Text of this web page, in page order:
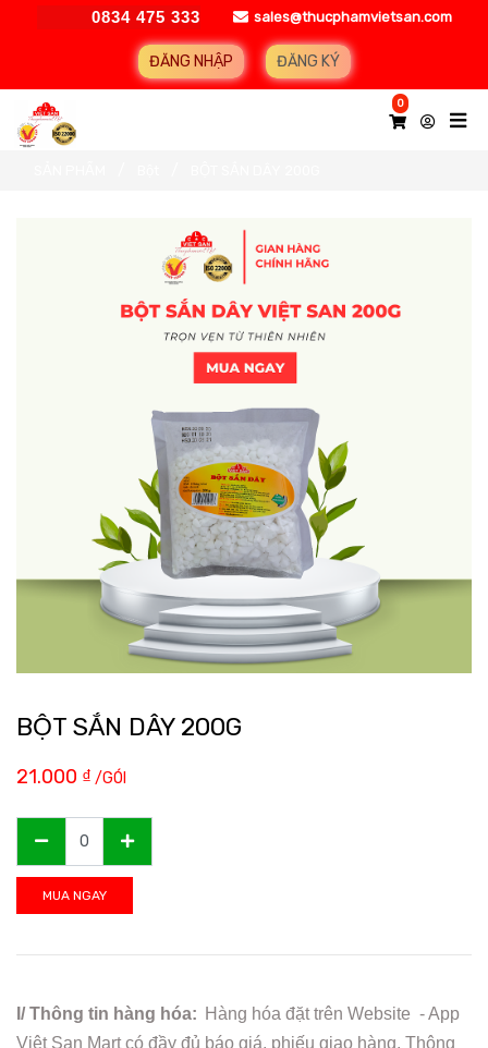
0834 475 333 sales@thucphamvietsan.com
ĐĂNG NHẬP ĐĂNG KÝ
0
BỘT SẮN DÂY 200G
21.000 ₫ /GÓI
MUA NGAY
I/ Thông tin hàng hóa:
Hàng hóa đặt trên Website - App
Việt San Mart có đầy đủ báo giá, phiếu giao hàng. Thông